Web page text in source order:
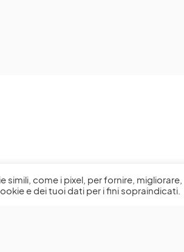
simili, come i pixel, per fornire,
e dei tuoi dati per i fini sopraindicati.